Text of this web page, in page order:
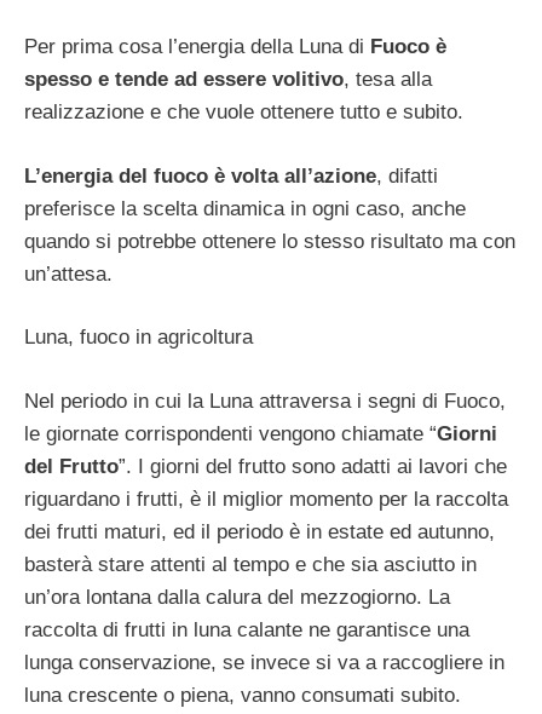
Per prima cosa l’energia della Luna di Fuoco è
spesso e tende ad essere volitivo, tesa alla
realizzazione e che vuole ottenere tutto e subito.
L’energia del fuoco è volta all’azione, difatti
preferisce la scelta dinamica in ogni caso, anche
quando si potrebbe ottenere lo stesso risultato ma con
un’attesa.
Luna, fuoco in agricoltura
Nel periodo in cui la Luna attraversa i segni di Fuoco,
le giornate corrispondenti vengono chiamate “Giorni
del Frutto”. I giorni del frutto sono adatti ai lavori che
riguardano i frutti, è il miglior momento per la raccolta
dei frutti maturi, ed il periodo è in estate ed autunno,
basterà stare attenti al tempo e che sia asciutto in
un’ora lontana dalla calura del mezzogiorno. La
raccolta di frutti in luna calante ne garantisce una
lunga conservazione, se invece si va a raccogliere in
luna crescente o piena, vanno consumati subito.